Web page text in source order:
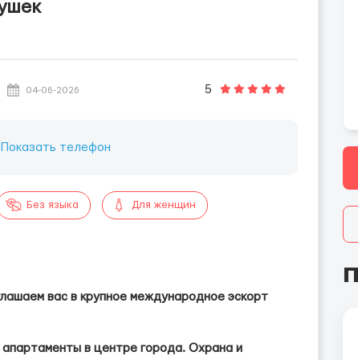
04-06-2026 5
Показать телефон
Без языка Для женщин
вас в крупное международное эскорт
в центре города. Охрана и